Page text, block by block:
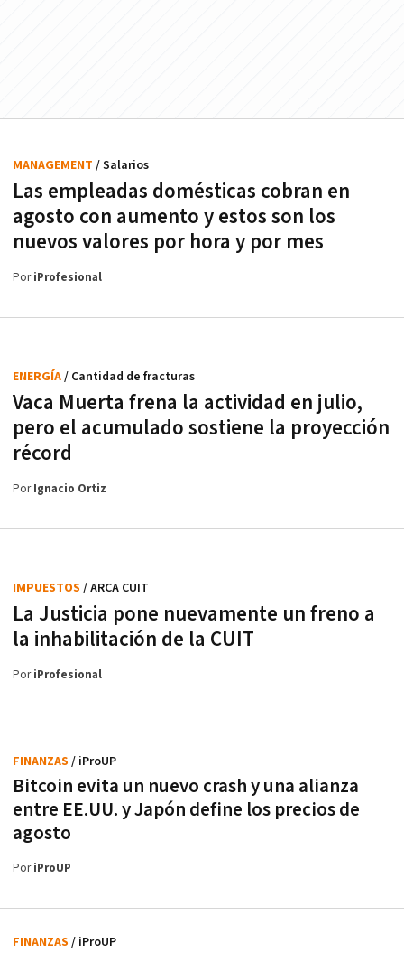
Las empleadas domésticas cobran en
agosto con aumento y estos son los
nuevos valores por hora y por mes
MANAGEMENT / Salarios
PoriProfesional
Vaca Muerta frena la actividad en julio,
pero el acumulado sostiene la proyección
récord
ENERGÍA/ Cantidad de fracturas
PorIgnacio Ortiz
La Justicia pone nuevamente un freno a
la inhabilitación de la CUIT
IMPUESTOS / ARCA CUIT
PoriProfesional
Bitcoin evita un nuevo crash y una alianza
entre EE.UU. y Japón define los precios de
agosto
FINANZAS / iProUP
PoriProUP
FINANZAS / iProUP